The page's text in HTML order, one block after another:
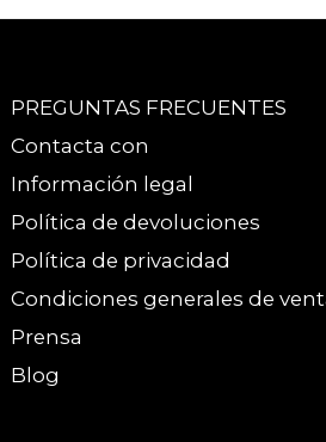
PREGUNTAS FRECUENTES
Contacta con
Información legal
Política de devoluciones
Política de privacidad
Condiciones generales de
Prensa
Blog